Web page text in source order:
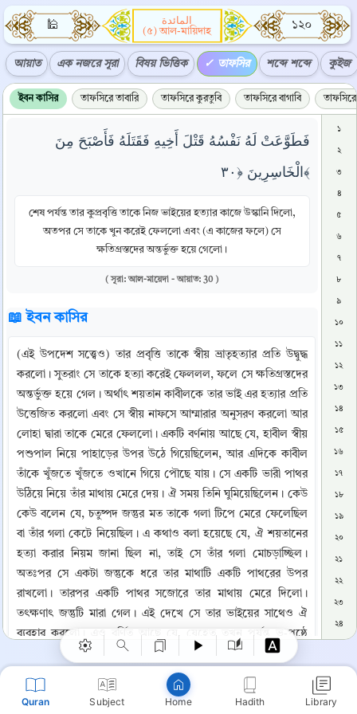
Quran Subject Home Hadith Library
🕌
المائدة
(৫) আল-মায়িদাহ
১২০
আয়াত এক নজরে সূরা বিষয় ভিত্তিক তাফসির শব্দে শব্দে কুইজ
ইবন কাসির তাফসিরে তাবারি তাফসিরে কুরতুবি তাফসিরে বাগাবি তাফসিরে
فَطَوَّعَتْ لَهُ نَفْسُهُ قَتْلَ أَخِيهِ فَقَتَلَهُ فَأَصْبَحَ مِنَ
الْخَاسِرِينَ ﴿٣٠﴾
শেষ পর্যন্ত তার কুপ্রবৃত্তি তাকে নিজ ভাইয়ের হত্যার কাজে উস্কানি দিলো,
অতপর সে তাকে খুন করেই ফেললো এবং (এ কাজের ফলে) সে
ক্ষতিগ্রস্তদের অন্তর্ভুক্ত হয়ে গেলো।
( সূরা: আল-মায়েদা - আয়াত: 30 )
📖 ইবন কাসির
(এই উপদেশ সত্ত্বেও) তার প্রবৃত্তি তাকে স্বীয় ভ্রাতৃহত্যার প্রতি উদ্বুদ্ধ
করলো। সুতরাং সে তাকে হত্যা করেই ফেললল, ফলে সে ক্ষতিগ্রস্তদের
অন্তর্ভুক্ত হয়ে গেল। অর্থাৎ শয়তান কাবীলকে তার ভাই এর হত্যার প্রতি
উত্তেজিত করলো এবং সে স্বীয় নাফসে আম্মারার অনুসরণ করলো আর
লোহা দ্বারা তাকে মেরে ফেললো। একটি বর্ণনায় আছে যে, হাবীল স্বীয়
পশুপাল নিয়ে পাহাড়ের উপর উঠে গিয়েছিলেন, আর এদিকে কাবীল
তাঁকে খুঁজতে খুঁজতে ওখানে গিয়ে পৌছে যায়। সে একটি ভারী পাথর
উঠিয়ে নিয়ে তাঁর মাথায় মেরে দেয়। ঐ সময় তিনি ঘুমিয়েছিলেন। কেউ
কেউ বলেন যে, চতুষ্পদ জন্তুর মত তাকে গলা টিপে মেরে ফেলেছিল
বা তাঁর গলা কেটে নিয়েছিল। এ কথাও বলা হয়েছে যে, ঐ শয়তানের
হত্যা করার নিয়ম জানা ছিল না, তাই সে তাঁর গলা মোচড়াচ্ছিল।
অতঃপর সে একটা জন্তুকে ধরে তার মাথাটি একটি পাথরের উপর
রাখলো। তারপর একটি পাথর সজোরে তার মাথায় মেরে দিলো।
তৎক্ষণাৎ জন্তুটি মারা গেল। এই দেখে সে তার ভাইয়ের সাথেও ঐ
ব্যবহার করলো। এও বর্ণিত আছে যে, যেহেতু তখন পর্যন্ত ভূ-পৃষ্ঠে
কোন হত্যাকাণ্ড সংঘটিত হয়নি, ফলে কাবীল কখনও বা তার ভাইয়ের
চক্ষুগুলো বন্ধ করতো এবং কখনও বা থাপ্পড় ঘুষি মারতো। এই দেখে
অভিশপ্ত ইবলীস তার কাছে এসে বললোঃ “একটা পাথর নিয়ে এসো
১
২
৩
৪
৫
৬
৭
৮
৯
১০
১১
১২
১৩
১৪
১৫
১৬
১৭
১৮
১৯
২০
২১
২২
২৩
২৪
২৬
Copy